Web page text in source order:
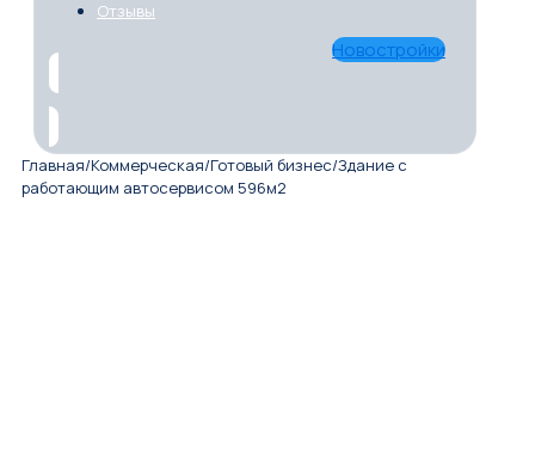
Отзывы
Новостройки
Главная/Коммерческая/Готовый бизнес/Здание с
работающим автосервисом 596м2